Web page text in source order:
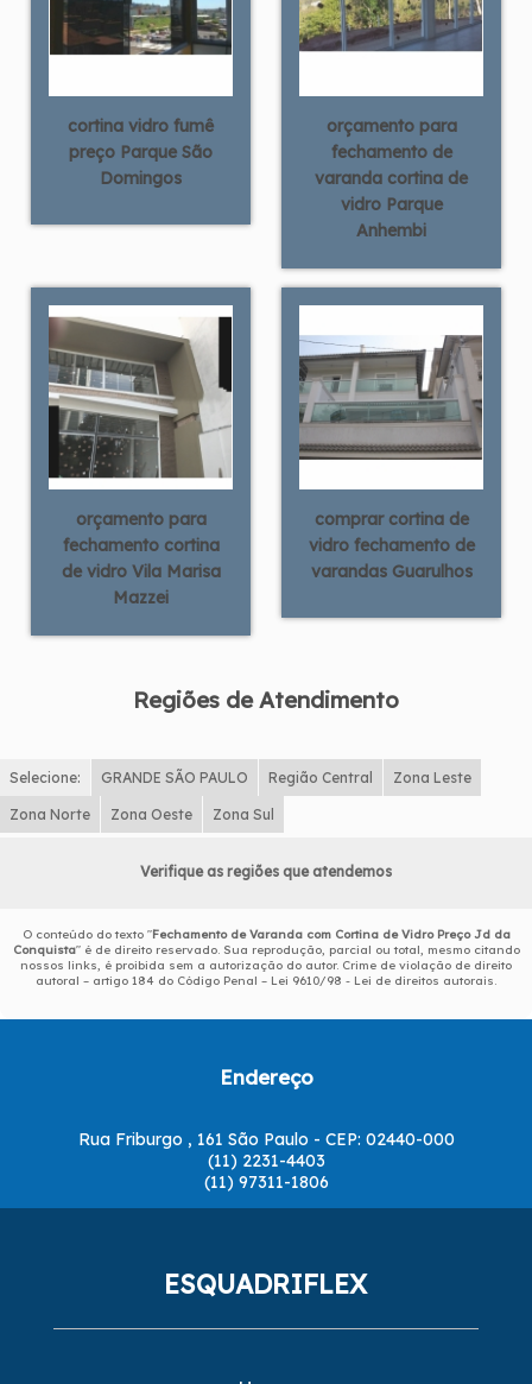
cortina vidro fumê
preço Parque São
Domingos
orçamento para
fechamento de
varanda cortina de
vidro Parque
Anhembi
orçamento para
fechamento cortina
de vidro Vila Marisa
Mazzei
comprar cortina de
vidro fechamento de
varandas Guarulhos
Regiões de Atendimento
Selecione: GRANDE SÃO PAULO Região Central Zona Leste
Zona Norte Zona Oeste Zona Sul
Verifique as regiões que atendemos
O conteúdo do texto "Fechamento de Varanda com Cortina de Vidro Preço Jd da
Conquista" é de direito reservado. Sua reprodução, parcial ou total, mesmo citando
nossos links, é proibida sem a autorização do autor. Crime de violação de direito
autoral – artigo 184 do Código Penal – Lei 9610/98 - Lei de direitos autorais
Endereço
Rua Friburgo , 161 São Paulo - CEP: 02440-000
(11) 2231-4403
(11) 97311-1806
ESQUADRIFLEX